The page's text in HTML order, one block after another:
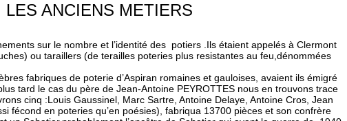
LES ANCIENS METIERS
sur le nombre et l’identité des potiers .Ils étaient appelés à Clermont
ou taraillers (de terailles poteries plus resistantes au feu,dénommées
fabriques de poterie d’Aspiran romaines et gauloises, avaient ils émigré
tard le cas du père de Jean-Antoine PEYROTTES nous en trouvons trace
cinq :Louis Gaussinel, Marc Sartre, Antoine Delaye, Antoine Cros, Jean
fécond en poteries qu’en poésies), fabriqua 13700 pièces et son confrère